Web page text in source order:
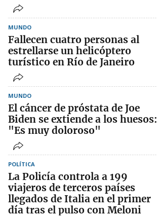
MUNDO
Fallecen cuatro personas al
estrellarse un helicóptero
turístico en Río de Janeiro
MUNDO
El cáncer de próstata de Joe
Biden se extiende a los huesos:
"Es muy doloroso"
POLÍTICA
La Policía controla a 199
viajeros de terceros países
llegados de Italia en el primer
día tras el pulso con Meloni